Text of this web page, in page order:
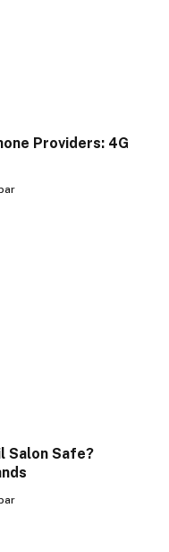
Providers: 4G
Salon Safe?